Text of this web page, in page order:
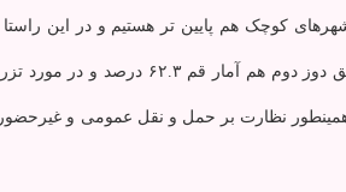
کوچک هم پایین تر هستیم و در این راستا
و همینطور نظارت بر حمل و نقل عمومی و